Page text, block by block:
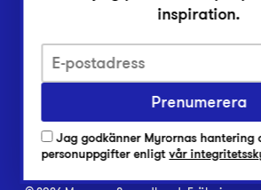
Integritetsskyddspolicy
Har du frågor om onlineköp, leverans eller
Har du frågor om vår verksamhet?
Vanliga frågor om Myrorna
inspiration.
Prenumerera
Jag godkänner Myrornas hantering
personuppgifter enligtvår